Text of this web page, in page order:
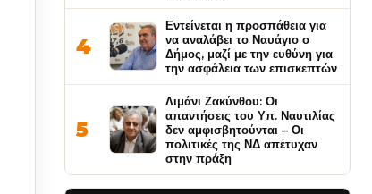
4
Εντείνεται η προσπάθεια για
να αναλάβει το Ναυάγιο ο
Δήμος, μαζί με την ευθύνη για
την ασφάλεια των επισκεπτών
5
Λιμάνι Ζακύνθου: Οι
απαντήσεις του Υπ. Ναυτιλίας
δεν αμφισβητούνται – Οι
πολιτικές της ΝΔ απέτυχαν
στην πράξη